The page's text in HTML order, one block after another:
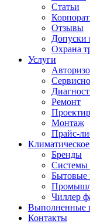
Статьи
Отзывы
Допуски
Охрана
Услуги
Ремонт
Монтаж
Прайс-
Бренды
Системы
Бытовые
Чиллер
Выполненные
Контакты